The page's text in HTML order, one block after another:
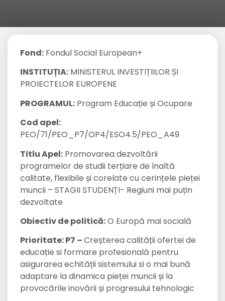
Fond: Fondul Social European+
INSTITUȚIA: MINISTERUL INVESTIȚIILOR ȘI
PROIECTELOR EUROPENE
PROGRAMUL: Program Educație și Ocupare
Cod apel:
PEO/71/PEO_P7/OP4/ESO4.5/PEO_A49
Titlu Apel: Promovarea dezvoltării
programelor de studii terțiare de înaltă
calitate, flexibile și corelate cu cerințele pieței
muncii – STAGII STUDENȚI- Regiuni mai puțin
dezvoltate
Obiectiv de politică:O Europă mai socială
Prioritate: P7 –Creșterea calității ofertei de
educație si formare profesională pentru
asigurarea echității sistemului si o mai bună
adaptare la dinamica pieței muncii și la
provocările inovării și progresului tehnologic